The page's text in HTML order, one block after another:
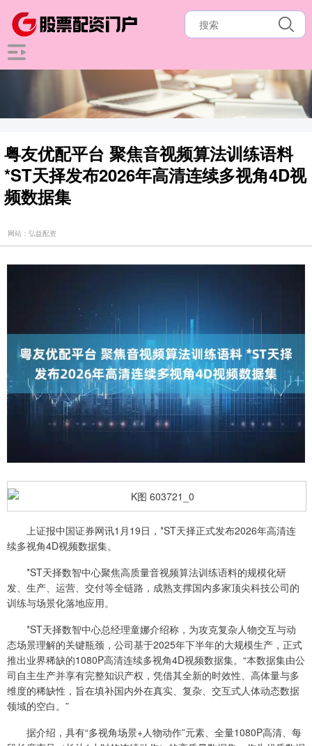
粤友优配平台 聚焦音视频算法训练语料
*ST天择发布2026年高清连续多视角4D视
频数据集
网站：弘益配资
上证报中国证券网讯1月19日，*ST天择正式发布2026年高清连
续多视角4D视频数据集。
*ST天择数智中心聚焦高质量音视频算法训练语料的规模化研
发、生产、运营、交付等全链路，成熟支撑国内多家顶尖科技公司的
训练与场景化落地应用。
*ST天择数智中心总经理童娜介绍称，为攻克复杂人物交互与动
态场景理解的关键瓶颈，公司基于2025年下半年的大规模生产，正式
推出业界稀缺的1080P高清连续多视角4D视频数据集。“本数据集由公
司自主生产并享有完整知识产权，凭借其全新的时效性、高体量与多
维度的稀缺性，旨在填补国内外在真实、复杂、交互式人体动态数据
领域的空白。”
据介绍，具有“多视角场景+人物动作”元素、全量1080P高清、每